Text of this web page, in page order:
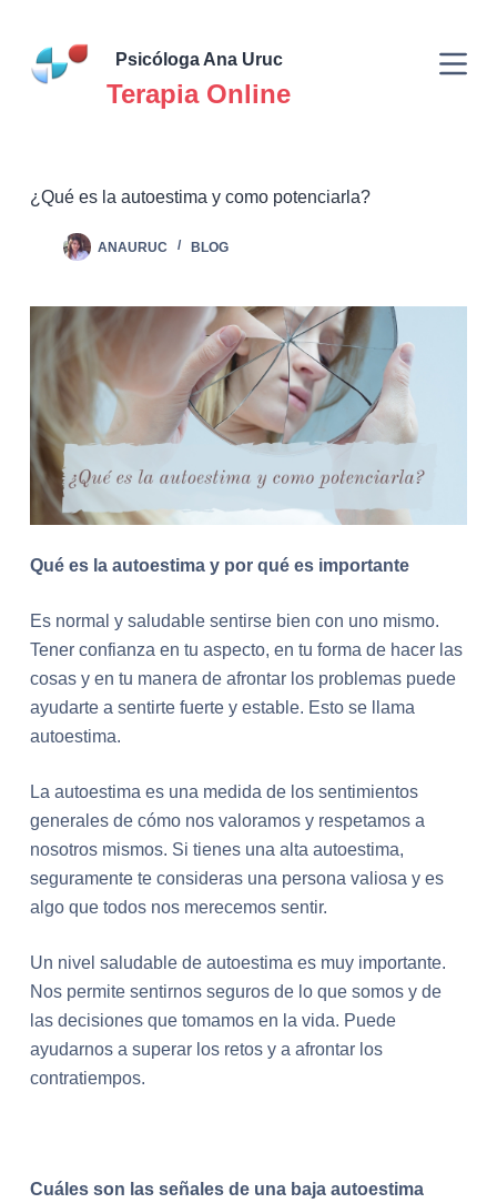
contenido
Psicóloga Ana Uruc
Terapia Online
¿Qué es la autoestima y como potenciarla?
ANAURUC BLOG
Qué es la autoestima y por qué es importante
Es normal y saludable sentirse bien con uno mismo.
Tener confianza en tu aspecto, en tu forma de hacer las
cosas y en tu manera de afrontar los problemas puede
ayudarte a sentirte fuerte y estable. Esto se llama
autoestima.
La autoestima es una medida de los sentimientos
generales de cómo nos valoramos y respetamos a
nosotros mismos. Si tienes una alta autoestima,
seguramente te consideras una persona valiosa y es
algo que todos nos merecemos sentir.
Un nivel saludable de autoestima es muy importante.
Nos permite sentirnos seguros de lo que somos y de
las decisiones que tomamos en la vida. Puede
ayudarnos a superar los retos y a afrontar los
contratiempos.
Cuáles son las señales de una baja autoestima